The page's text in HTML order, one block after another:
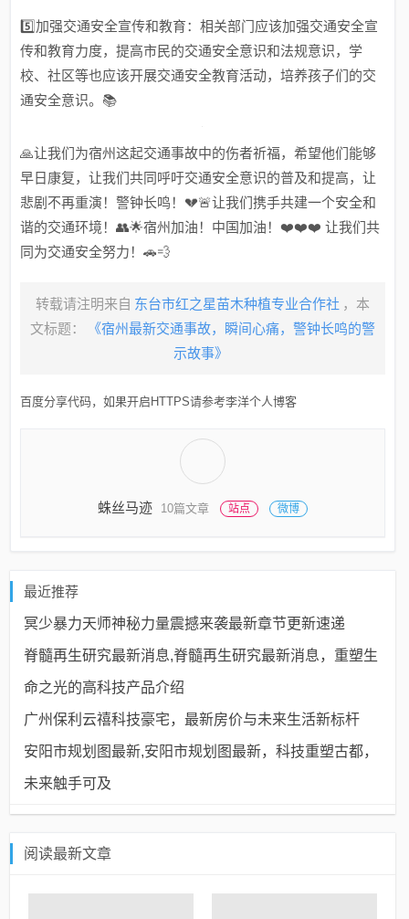
5️⃣加强交通安全宣传和教育：相关部门应该加强交通安全宣
传和教育力度，提高市民的交通安全意识和法规意识，学
校、社区等也应该开展交通安全教育活动，培养孩子们的交
通安全意识。📚
🙏让我们为宿州这起交通事故中的伤者祈福，希望他们能够
早日康复，让我们共同呼吁交通安全意识的普及和提高，让
悲剧不再重演！警钟长鸣！💔🚨让我们携手共建一个安全和
谐的交通环境！👥🌟宿州加油！中国加油！❤️❤️❤️ 让我们共
同为交通安全努力！🚗💨
转载请注明来自 东台市红之星苗木种植专业合作社 ，本
文标题：
《宿州最新交通事故，瞬间心痛，警钟长鸣的警
示故事》
百度分享代码，如果开启HTTPS请参考李洋个人博客
蛛丝马迹 10篇文章 站点 微博
最近推荐
冥少暴力天师神秘力量震撼来袭最新章节更新速递
脊髓再生研究最新消息,脊髓再生研究最新消息，重塑生
命之光的高科技产品介绍
广州保利云禧科技豪宅，最新房价与未来生活新标杆
安阳市规划图最新,安阳市规划图最新，科技重塑古都，
未来触手可及
阅读最新文章